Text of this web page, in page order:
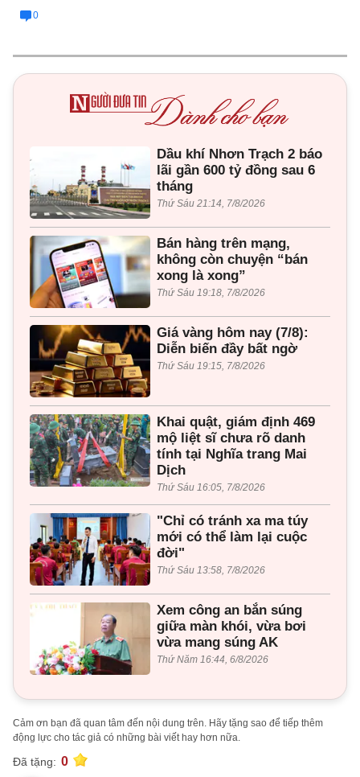
0
Dầu khí Nhơn Trạch 2 báo
lãi gần 600 tỷ đồng sau 6
tháng
Thứ Sáu 21:14, 7/8/2026
Bán hàng trên mạng,
không còn chuyện “bán
xong là xong”
Thứ Sáu 19:18, 7/8/2026
Giá vàng hôm nay (7/8):
Diễn biến đầy bất ngờ
Thứ Sáu 19:15, 7/8/2026
Khai quật, giám định 469
mộ liệt sĩ chưa rõ danh
tính tại Nghĩa trang Mai
Dịch
Thứ Sáu 16:05, 7/8/2026
"Chỉ có tránh xa ma túy
mới có thể làm lại cuộc
đời"
Thứ Sáu 13:58, 7/8/2026
Xem công an bắn súng
giữa màn khói, vừa bơi
vừa mang súng AK
Thứ Năm 16:44, 6/8/2026
Cảm ơn bạn đã quan tâm đến nội dung trên. Hãy tặng sao để tiếp thêm
động lực cho tác giả có những bài viết hay hơn nữa.
Đã tặng: 0